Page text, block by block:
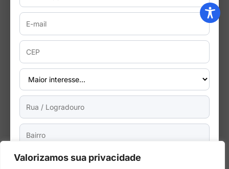
Valorizamos sua privacidade
Concordo com a LGPDe autorizo o uso dos meus dados